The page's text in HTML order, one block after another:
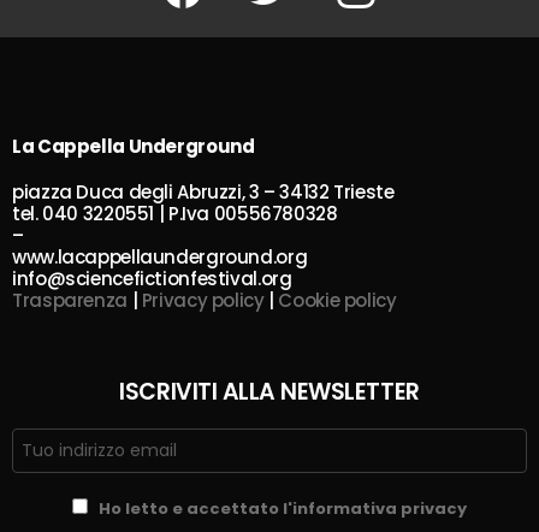
La Cappella Underground
piazza Duca degli Abruzzi, 3 – 34132 Trieste
tel. 040 3220551 | P.Iva 00556780328
–
www.lacappellaunderground.org
info@sciencefictionfestival.org
Trasparenza
Privacy policy| Cookie policy
ISCRIVITI ALLA NEWSLETTER
Ho letto e accettato l'informativa privacy